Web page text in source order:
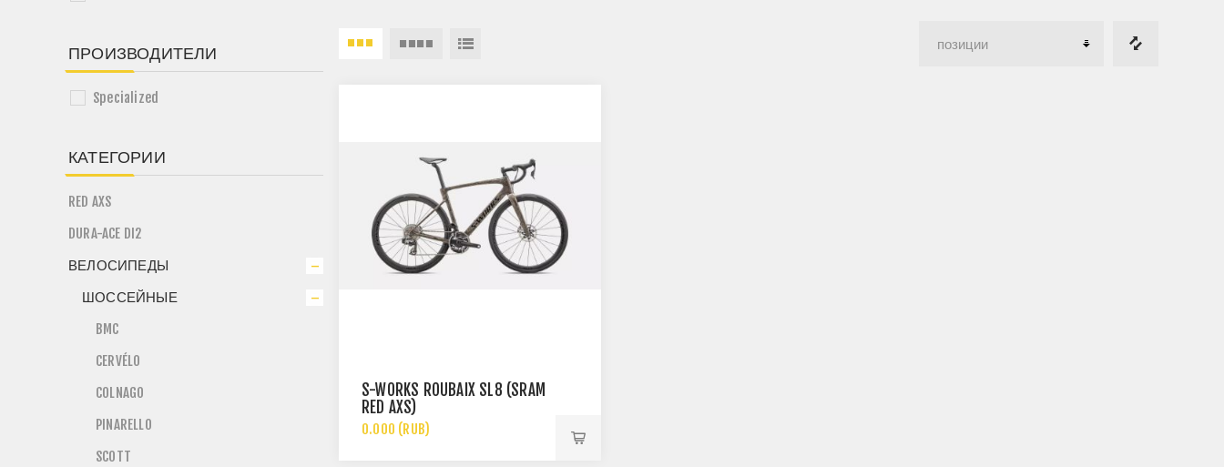
S-WORKS ROUBAIX SL8 (SRAM
RED AXS)
0.000 (RUB)
ПРОИЗВОДИТЕЛИ
Specialized
КАТЕГОРИИ
RED AXS
DURA-ACE DI2
ВЕЛОСИПЕДЫ
ШОССЕЙНЫЕ
BMC
CERVÉLO
COLNAGO
PINARELLO
SCOTT